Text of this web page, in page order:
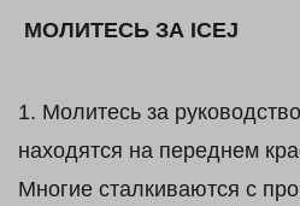
МОЛИТЕСЬ ЗА ICEJ
1. Молитесь за
находятся на переднем
Многие сталкиваются с